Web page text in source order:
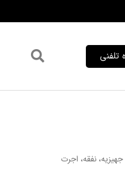
تلفنی
نفقه، اجرت